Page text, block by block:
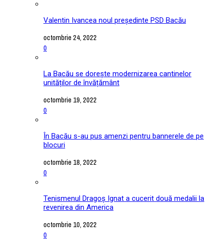
Valentin Ivancea noul președinte PSD Bacău
octombrie 24, 2022
0
La Bacău se dorește modernizarea cantinelor
unităților de învățământ
octombrie 19, 2022
0
În Bacău s-au pus amenzi pentru bannerele de pe
blocuri
octombrie 18, 2022
0
Tenismenul Dragoș Ignat a cucerit două medalii la
revenirea din America
octombrie 10, 2022
0